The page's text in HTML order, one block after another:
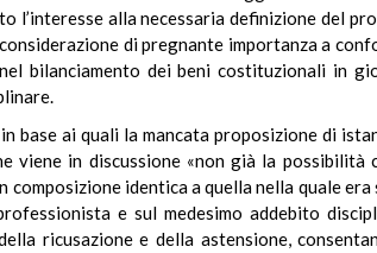
l’interesse alla necessaria definizione del
di pregnante importanza a
bilanciamento dei beni costituzionali in
base ai quali la mancata proposizione di
viene in discussione «non già la
composizione identica a quella nella quale
e sul medesimo addebito
ricusazione e della astensione,